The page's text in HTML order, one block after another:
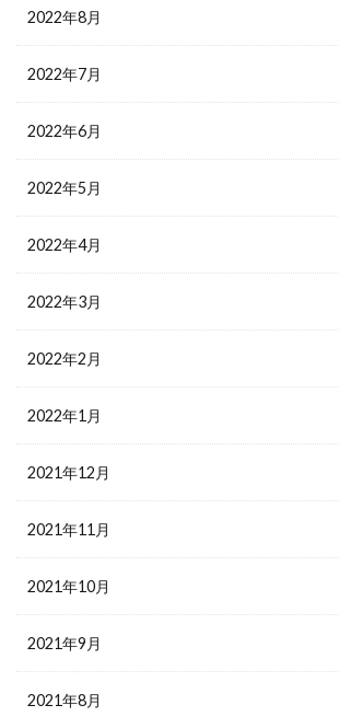
2022年8月
2022年7月
2022年6月
2022年5月
2022年4月
2022年3月
2022年2月
2022年1月
2021年12月
2021年11月
2021年10月
2021年9月
2021年8月